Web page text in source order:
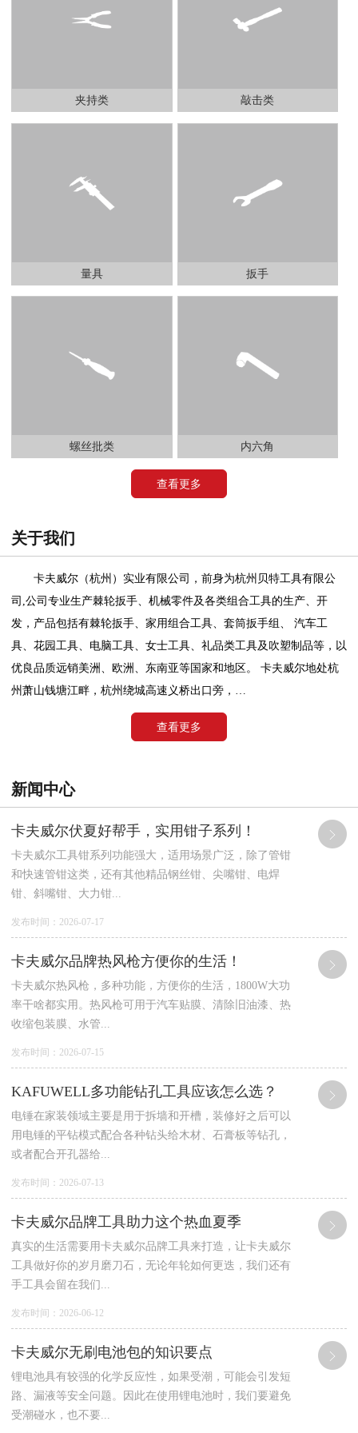
夹持类 敲击类
量具 扳手
螺丝批类 内六角
查看更多
关于我们
卡夫威尔（杭州）实业有限公司，前身为杭州贝特工具有限公
司,公司专业生产棘轮扳手、机械零件及各类组合工具的生产、开
发，产品包括有棘轮扳手、家用组合工具、套筒扳手组、 汽车工
具、花园工具、电脑工具、女士工具、礼品类工具及吹塑制品等，以
优良品质远销美洲、欧洲、东南亚等国家和地区。 卡夫威尔地处杭
州萧山钱塘江畔，杭州绕城高速义桥出口旁，…
查看更多
新闻中心
卡夫威尔伏夏好帮手，实用钳子系列！
卡夫威尔工具钳系列功能强大，适用场景广泛，除了管钳
和快速管钳这类，还有其他精品钢丝钳、尖嘴钳、电焊
钳、斜嘴钳、大力钳...
发布时间：2026-07-17
卡夫威尔品牌热风枪方便你的生活！
卡夫威尔热风枪，多种功能，方便你的生活，1800W大功
率干啥都实用。热风枪可用于汽车贴膜、清除旧油漆、热
收缩包装膜、水管...
发布时间：2026-07-15
KAFUWELL多功能钻孔工具应该怎么选？
电锤在家装领域主要是用于拆墙和开槽，装修好之后可以
用电锤的平钻模式配合各种钻头给木材、石膏板等钻孔，
或者配合开孔器给...
发布时间：2026-07-13
卡夫威尔品牌工具助力这个热血夏季
真实的生活需要用卡夫威尔品牌工具来打造，让卡夫威尔
工具做好你的岁月磨刀石，无论年轮如何更迭，我们还有
手工具会留在我们...
发布时间：2026-06-12
卡夫威尔无刷电池包的知识要点
锂电池具有较强的化学反应性，如果受潮，可能会引发短
路、漏液等安全问题。因此在使用锂电池时，我们要避免
受潮碰水，也不要...